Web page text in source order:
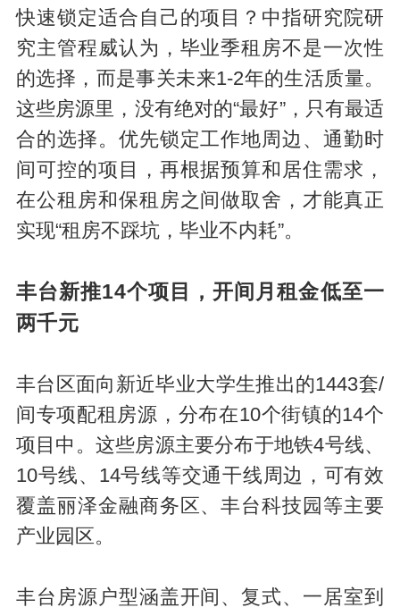
快速锁定适合自己的项目？中指研究院研
究主管程威认为，毕业季租房不是一次性
的选择，而是事关未来1-2年的生活质量。
这些房源里，没有绝对的“最好”，只有最适
合的选择。优先锁定工作地周边、通勤时
间可控的项目，再根据预算和居住需求，
在公租房和保租房之间做取舍，才能真正
实现“租房不踩坑，毕业不内耗”。
丰台新推14个项目，开间月租金低至一
两千元
丰台区面向新近毕业大学生推出的1443套/
间专项配租房源，分布在10个街镇的14个
项目中。这些房源主要分布于地铁4号线、
10号线、14号线等交通干线周边，可有效
覆盖丽泽金融商务区、丰台科技园等主要
产业园区。
丰台房源户型涵盖开间、复式、一居室到